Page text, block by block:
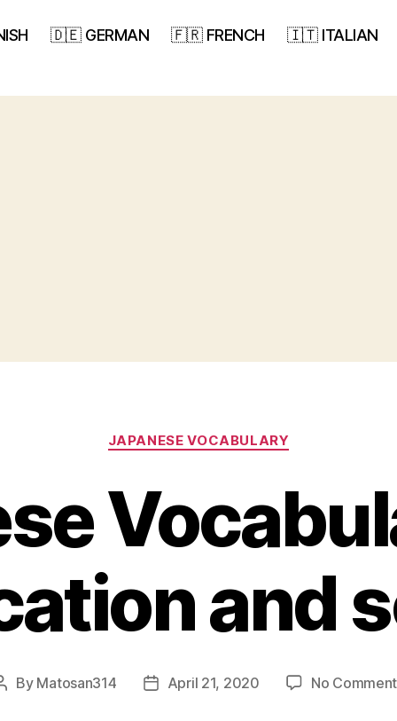
🇩🇪 GERMAN 🇫🇷 FRENCH 🇮🇹 ITALIAN
Categories
JAPANESE VOCABULARY
and
Post
By Matosan314
PostApril 21, 2020 No